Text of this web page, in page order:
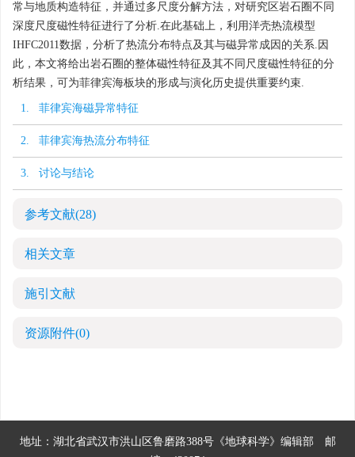
常与地质构造特征，并通过多尺度分解方法，对研究区岩石圈不同
深度尺度磁性特征进行了分析.在此基础上，利用洋壳热流模型
IHFC2011数据，分析了热流分布特点及其与磁异常成因的关系.因
此，本文将给出岩石圈的整体磁性特征及其不同尺度磁性特征的分
析结果，可为菲律宾海板块的形成与演化历史提供重要约束.
1. 菲律宾海磁异常特征
2. 菲律宾海热流分布特征
3. 讨论与结论
参考文献(28)
相关文章
施引文献
资源附件(0)
地址：湖北省武汉市洪山区鲁磨路388号《地球科学》编辑部 邮